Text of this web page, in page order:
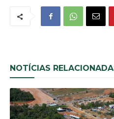
NOTÍCIAS